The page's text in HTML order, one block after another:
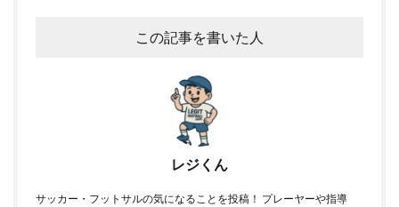
この記事を書いた人
レジくん
サッカー・フットサルの気になることを投稿！ プレーヤーや指導